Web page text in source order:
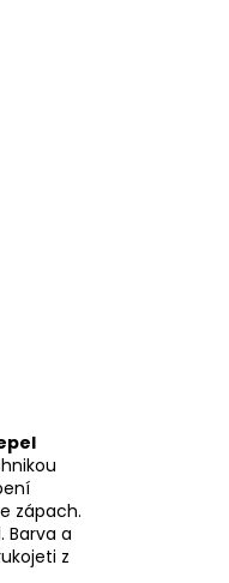
zápach.
Barva a
z